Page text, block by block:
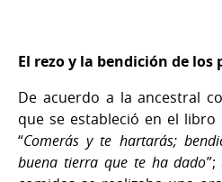
El rezo y la bendición de los
De acuerdo a la ancestral
que se estableció en el
“Comerás y te hartarás;
buena tierra que te ha dado